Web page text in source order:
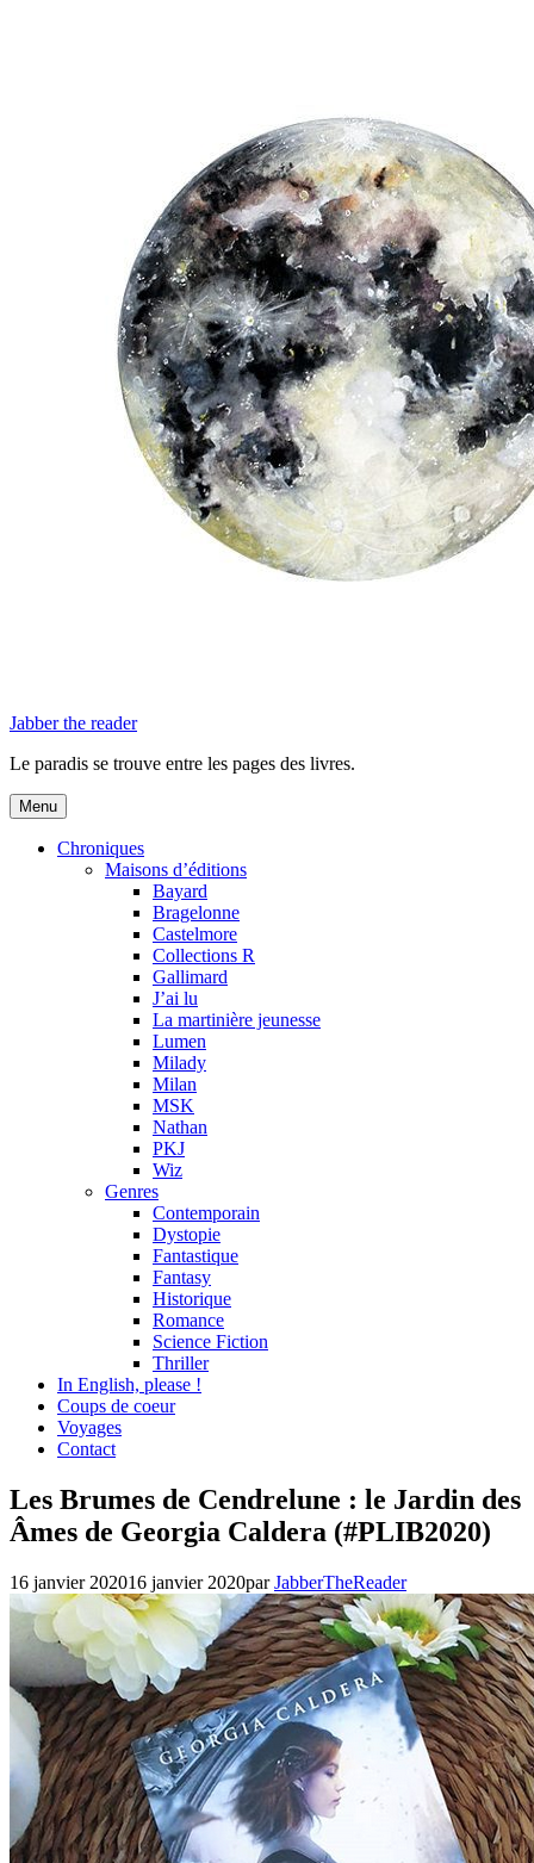
Jabber the reader
Le paradis se trouve entre les pages des livres.
Menu
Chroniques
Maisons d’éditions
Bayard
Bragelonne
Castelmore
Collections R
Gallimard
J’ai lu
La martinière jeunesse
Lumen
Milady
Milan
MSK
Nathan
PKJ
Wiz
Genres
Contemporain
Dystopie
Fantastique
Fantasy
Historique
Romance
Science Fiction
Thriller
In English, please !
Coups de coeur
Voyages
Contact
Chronique,
Dystopie,
Fantastique,
Genres,
J'ai
Maisons
d'éditions ,
Romance,
Young
Adult
Les Brumes de Cendrelune : le Jardin des
Âmes de Georgia Caldera (#PLIB2020)
16 janvier 202016 janvier 2020parJabberTheReader